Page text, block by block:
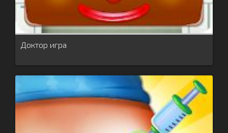
Доктор игра